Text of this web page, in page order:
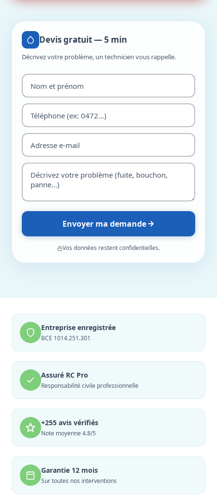
Devis gratuit — 5 min
Décrivez votre problème, un technicien vous rappelle.
Envoyer ma demande
Vos données restent confidentielles.
Entreprise enregistrée
BCE 1014.251.301
Assuré RC Pro
Responsabilité civile professionnelle
+255 avis vérifiés
Note moyenne 4.8/5
Garantie 12 mois
Sur toutes nos interventions